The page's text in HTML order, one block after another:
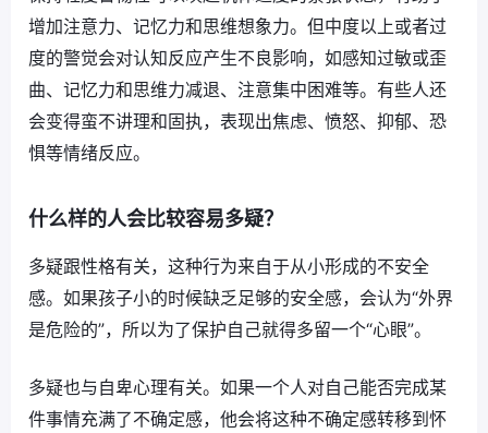
增加注意力、记忆力和思维想象力。但中度以上或者过
度的警觉会对认知反应产生不良影响，如感知过敏或歪
曲、记忆力和思维力减退、注意集中困难等。有些人还
会变得蛮不讲理和固执，表现出焦虑、愤怒、抑郁、恐
惧等情绪反应。
什么样的人会比较容易多疑？
多疑跟性格有关，这种行为来自于从小形成的不安全
感。如果孩子小的时候缺乏足够的安全感，会认为“外界
是危险的”，所以为了保护自己就得多留一个“心眼”。
多疑也与自卑心理有关。如果一个人对自己能否完成某
件事情充满了不确定感，他会将这种不确定感转移到怀